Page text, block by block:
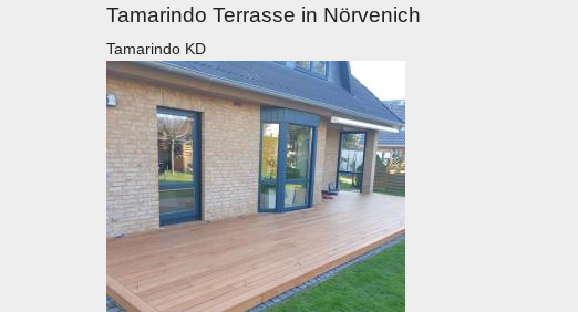
Tamarindo Terrasse in Nörvenich
Tamarindo KD